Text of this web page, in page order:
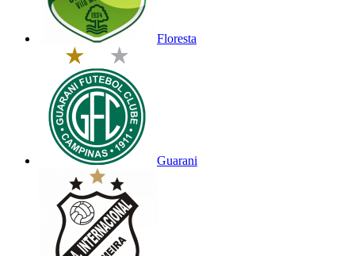
Floresta
Guarani